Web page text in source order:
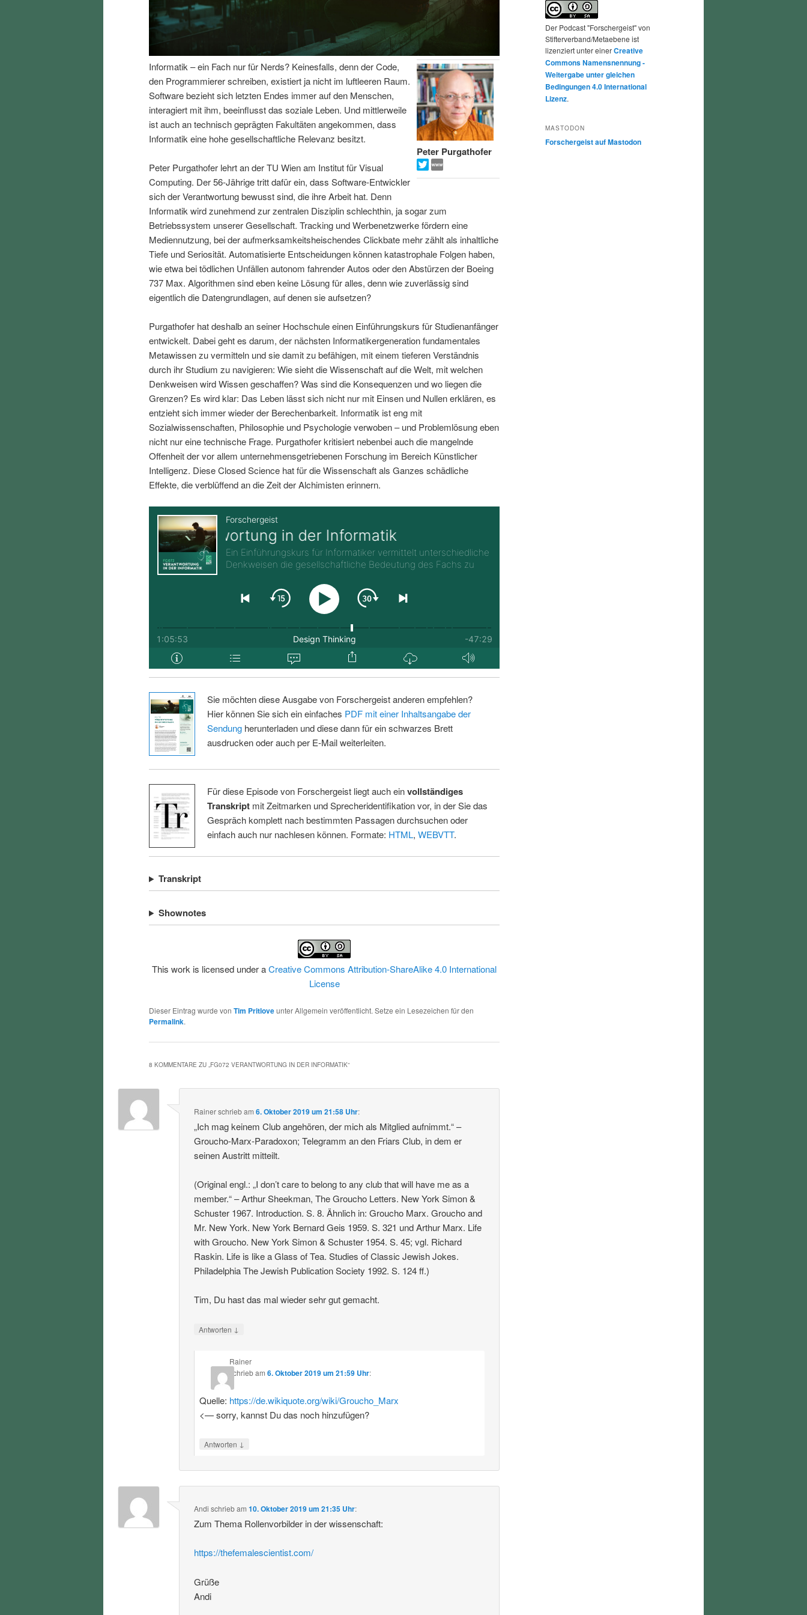
I
t
s
p
r
i
g
e
n
e
a
l
t
s
p
i
n
g
e
n
Peter Purgathofer
Informatik – ein Fach nur für Nerds? Keinesfalls, denn der Code,
den Programmierer schreiben, existiert ja nicht im luftleeren Raum.
Software bezieht sich letzten Endes immer auf den Menschen,
interagiert mit ihm, beeinflusst das soziale Leben. Und mittlerweile
ist auch an technisch geprägten Fakultäten angekommen, dass
Informatik eine hohe gesellschaftliche Relevanz besitzt.
Peter Purgathofer lehrt an der TU Wien am Institut für Visual
Computing. Der 56-Jährige tritt dafür ein, dass Software-Entwickler
sich der Verantwortung bewusst sind, die ihre Arbeit hat. Denn
Informatik wird zunehmend zur zentralen Disziplin schlechthin, ja sogar zum
Betriebssystem unserer Gesellschaft. Tracking und Werbenetzwerke fördern eine
Mediennutzung, bei der aufmerksamkeitsheischendes Clickbate mehr zählt als inhaltliche
Tiefe und Seriosität. Automatisierte Entscheidungen können katastrophale Folgen haben,
wie etwa bei tödlichen Unfällen autonom fahrender Autos oder den Abstürzen der Boeing
737 Max. Algorithmen sind eben keine Lösung für alles, denn wie zuverlässig sind
eigentlich die Datengrundlagen, auf denen sie aufsetzen?
Purgathofer hat deshalb an seiner Hochschule einen Einführungskurs für Studienanfänger
entwickelt. Dabei geht es darum, der nächsten Informatikergeneration fundamentales
Metawissen zu vermitteln und sie damit zu befähigen, mit einem tieferen Verständnis
durch ihr Studium zu navigieren: Wie sieht die Wissenschaft auf die Welt, mit welchen
Denkweisen wird Wissen geschaffen? Was sind die Konsequenzen und wo liegen die
Grenzen? Es wird klar: Das Leben lässt sich nicht nur mit Einsen und Nullen erklären, es
entzieht sich immer wieder der Berechenbarkeit. Informatik ist eng mit
Sozialwissenschaften, Philosophie und Psychologie verwoben – und Problemlösung eben
nicht nur eine technische Frage. Purgathofer kritisiert nebenbei auch die mangelnde
Offenheit der vor allem unternehmensgetriebenen Forschung im Bereich Künstlicher
Intelligenz. Diese Closed Science hat für die Wissenschaft als Ganzes schädliche
Effekte, die verblüffend an die Zeit der Alchimisten erinnern.
Sie möchten diese Ausgabe von Forschergeist anderen empfehlen?
Hier können Sie sich ein einfaches PDF mit einer Inhaltsangabe der
Sendungherunterladen und diese dann für ein schwarzes Brett
ausdrucken oder auch per E-Mail weiterleiten.
Für diese Episode von Forschergeist liegt auch einvollständiges
Transkriptmit Zeitmarken und Sprecheridentifikation vor, in der Sie das
Gespräch komplett nach bestimmten Passagen durchsuchen oder
einfach auch nur nachlesen können. Formate: HTML, WEBVTT.
Transkript
Shownotes
This work is licensed under aCreative Commons Attribution-ShareAlike 4.0 International
License
Dieser Eintrag wurde von Tim Pritloveunter Allgemein veröffentlicht. Setze ein Lesezeichen für den
Permalink.
8 KOMMENTARE ZU „FG072 VERANTWORTUNG IN DER INFORMATIK“
Rainerschriebam6. Oktober 2019 um 21:58 Uhr:
„Ich mag keinem Club angehören, der mich als Mitglied aufnimmt.“ –
Groucho-Marx-Paradoxon; Telegramm an den Friars Club, in dem er
seinen Austritt mitteilt.
(Original engl.: „I don’t care to belong to any club that will have me as a
member.“ – Arthur Sheekman, The Groucho Letters. New York Simon &
Schuster 1967. Introduction. S. 8. Ähnlich in: Groucho Marx. Groucho and
Mr. New York. New York Bernard Geis 1959. S. 321 und Arthur Marx. Life
with Groucho. New York Simon & Schuster 1954. S. 45; vgl. Richard
Raskin. Life is like a Glass of Tea. Studies of Classic Jewish Jokes.
Philadelphia The Jewish Publication Society 1992. S. 124 ff.)
Tim, Du hast das mal wieder sehr gut gemacht.
Antworten ↓
Rainer
schriebam 6. Oktober 2019 um 21:59 Uhr:
Quelle: https://de.wikiquote.org/wiki/Groucho_Marx
<— sorry, kannst Du das noch hinzufügen?
Antworten ↓
Andi schriebam10. Oktober 2019 um 21:35 Uhr:
Zum Thema Rollenvorbilder in der wissenschaft:
https://thefemalescientist.com/
Grüße
Andi
Der Podcast "Forschergeist" von
Stifterverband/Metaebene ist
lizenziert unter einerCreative
Commons Namensnennung -
Weitergabe unter gleichen
Bedingungen 4.0 International
Lizenz.
MASTODON
Forschergeist auf Mastodon